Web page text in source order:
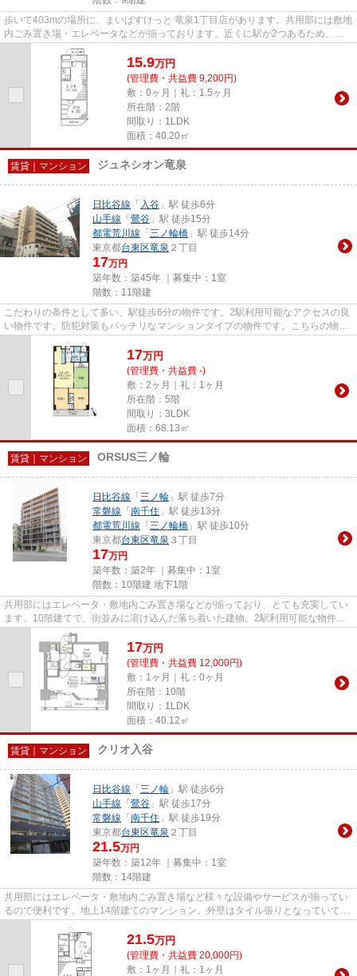
歩いて403mの場所に、まいばすけっと 竜泉1丁目店があります。共用部には敷地
内ごみ置き場・エレベータなどが揃っております。近くに駅が2つあるため、用
途や行き先に応じて駅を選べる...
15.9万円
(管理費・共益費 9,200円)
敷：0ヶ月｜礼：1.5ヶ月
所在階：2階
間取り：1LDK
面積：40.20㎡
賃貸｜マンション ジュネシオン竜泉
日比谷線 「 入谷 」駅 徒歩6分
山手線 「 鶯谷 」駅 徒歩15分
都電荒川線 「 三ノ輪橋 」駅 徒歩14分
東京都台東区竜泉 ２丁目
17万円
築年数：築45年 ｜募集中： 1室
階数：11階建
こだわりの条件として多い、駅徒歩6分の物件です。2駅利用可能なアクセスの良
い物件です。防犯対策もバッチリなマンションタイプの物件です。こちらの物件
にはエレベーターがあります...
17万円
(管理費・共益費 -)
敷：2ヶ月｜礼：1ヶ月
所在階：5階
間取り：3LDK
面積：68.13㎡
賃貸｜マンション ORSUS三ノ輪
日比谷線 「 三ノ輪 」駅 徒歩7分
常磐線 「 南千住 」駅 徒歩13分
都電荒川線 「 三ノ輪橋 」駅 徒歩10分
東京都台東区竜泉 ３丁目
17万円
築年数：築2年 ｜募集中： 1室
階数：10階建 地下1階
共用部にはエレベータ・敷地内ごみ置き場などが揃っており、とても充実してい
ます。10階建てで、街並みに溶け込んだ落ち着いた建物。2駅利用可能な物件で
移動範囲が広がります。上階は...
17万円
(管理費・共益費 12,000円)
敷：1ヶ月｜礼：0ヶ月
所在階：10階
間取り：1LDK
面積：40.12㎡
賃貸｜マンション クリオ入谷
日比谷線 「 三ノ輪 」駅 徒歩6分
山手線 「 鶯谷 」駅 徒歩17分
常磐線 「 南千住 」駅 徒歩19分
東京都台東区竜泉 ２丁目
21.5万円
築年数：築12年 ｜募集中： 1室
階数：14階建
共用部にはエレベータ・敷地内ごみ置き場など様々な設備やサービスが揃ってい
るので便利です。地上14階建てのマンション。外壁はタイル張りとなっていて、
21.5万円
(管理費・共益費 20,000円)
敷：1ヶ月｜礼：1ヶ月